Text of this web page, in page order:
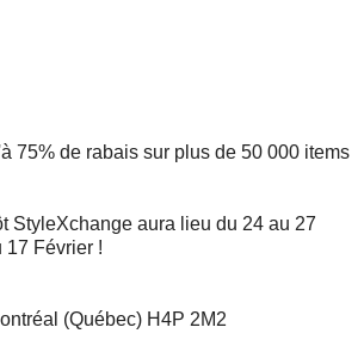
75% de rabais sur plus de 50 000 items
StyleXchange aura lieu du 24 au 27
17 Février !
(Québec) H4P 2M2